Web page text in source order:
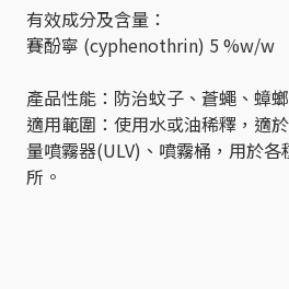
有效成分及含量：
賽酚寧 (cyphenothrin) 5 %w/w
產品性能：防治蚊子、蒼蠅、蟑
適用範圍：使用水或油稀釋，適
量噴霧器(ULV)、噴霧桶，用於
所。